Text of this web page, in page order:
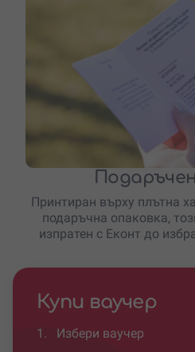
Принтиран върху плътна
подаръчна опаковка,
изпратен с Еконт до
Купи ваучер
1. Избери ваучер